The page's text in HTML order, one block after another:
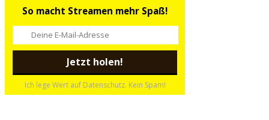
So macht Streamen mehr Spaß!
Ich lege Wert auf Datenschutz. Kein Spam!